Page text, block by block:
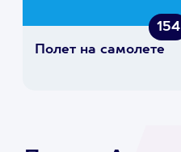
154
Полет на самолете